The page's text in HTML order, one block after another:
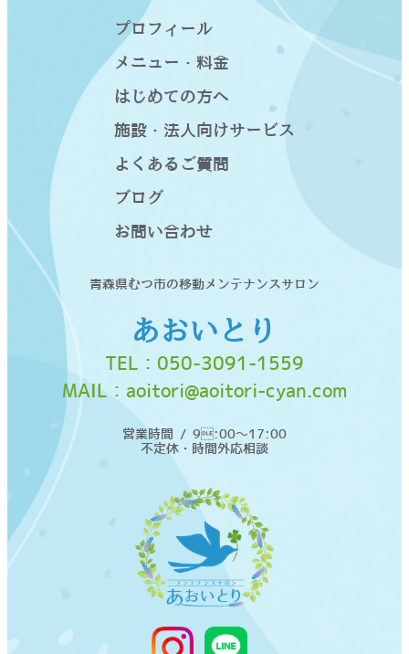
青森県むつ市の移動メンテナンスサロン
あおいとり
TEL： 050-3091-1559
MAIL： aoitori@aoitori-cyan.com
営業時間 / 9:00〜17:00
不定休・時間外応相談
プロフィール
メニュー・料金
はじめての方へ
施設・法人向けサービス
よくあるご質問
ブログ
お問い合わせ